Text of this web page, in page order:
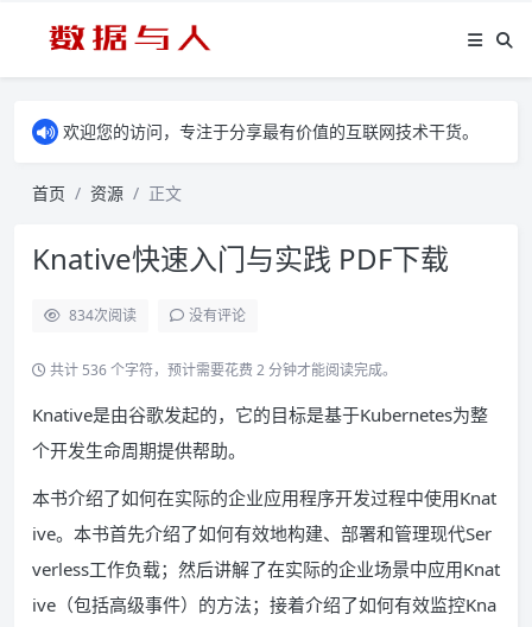
欢迎您的访问，专注于分享最有价值的互联网技术干货。
首页 资源 正文
Knative快速入门与实践 PDF下载
834次阅读 没有评论
共计 536 个字符，预计需要花费 2 分钟才能阅读完成。
Knative是由谷歌发起的，它的目标是基于Kubernetes为整
个开发生命周期提供帮助。
本书介绍了如何在实际的企业应用程序开发过程中使用Knat
ive。本书首先介绍了如何有效地构建、部署和管理现代Ser
verless工作负载；然后讲解了在实际的企业场景中应用Knat
ive（包括高级事件）的方法；接着介绍了如何有效监控Kna